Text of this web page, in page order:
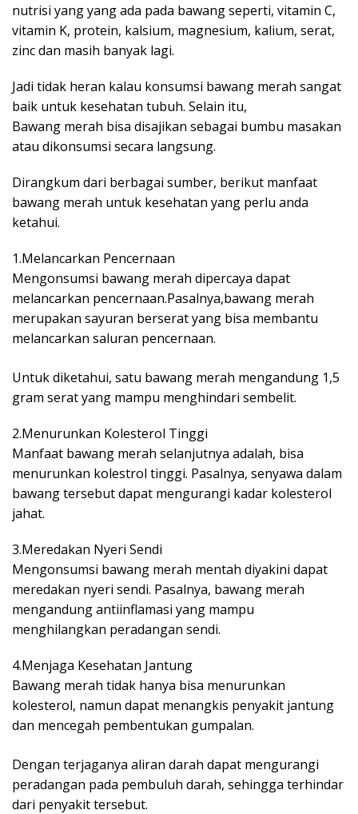
nutrisi yang yang ada pada bawang seperti, vitamin C,
vitamin K, protein, kalsium, magnesium, kalium, serat,
zinc dan masih banyak lagi.
Jadi tidak heran kalau konsumsi bawang merah sangat
baik untuk kesehatan tubuh. Selain itu,
Bawang merah bisa disajikan sebagai bumbu masakan
atau dikonsumsi secara langsung.
Dirangkum dari berbagai sumber, berikut manfaat
bawang merah untuk kesehatan yang perlu anda
ketahui.
1.Melancarkan Pencernaan
Mengonsumsi bawang merah dipercaya dapat
melancarkan pencernaan.Pasalnya,bawang merah
merupakan sayuran berserat yang bisa membantu
melancarkan saluran pencernaan.
Untuk diketahui, satu bawang merah mengandung 1,5
gram serat yang mampu menghindari sembelit.
2.Menurunkan Kolesterol Tinggi
Manfaat bawang merah selanjutnya adalah, bisa
menurunkan kolestrol tinggi. Pasalnya, senyawa dalam
bawang tersebut dapat mengurangi kadar kolesterol
jahat.
3.Meredakan Nyeri Sendi
Mengonsumsi bawang merah mentah diyakini dapat
meredakan nyeri sendi. Pasalnya, bawang merah
mengandung antiinflamasi yang mampu
menghilangkan peradangan sendi.
4.Menjaga Kesehatan Jantung
Bawang merah tidak hanya bisa menurunkan
kolesterol, namun dapat menangkis penyakit jantung
dan mencegah pembentukan gumpalan.
Dengan terjaganya aliran darah dapat mengurangi
peradangan pada pembuluh darah, sehingga terhindar
dari penyakit tersebut.